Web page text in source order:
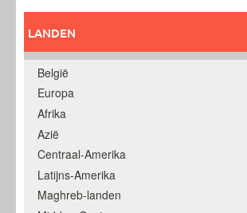
LANDEN
België
Europa
Afrika
Azië
Centraal-Amerika
Latijns-Amerika
Maghreb-landen